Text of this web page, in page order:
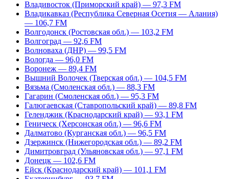
Владивосток (Приморский край) — 97,3 FM
Владикавказ (Республика Северная Осетия — Алания)
— 106,7 FM
Волгодонск (Ростовская обл.) — 103,2 FM
Волгоград — 92,6 FM
Волноваха (ДНР) — 99,5 FM
Вологда — 96,0 FM
Воронеж — 89,4 FM
Вышний Волочек (Тверская обл.) — 104,5 FM
Вязьма (Смоленская обл.) — 88,3 FM
Гагарин (Смоленская обл.) — 95,3 FM
Галюгаевская (Ставропольский край) — 89,8 FM
Геленджик (Краснодарский край) — 93,1 FM
Геническ (Херсонская обл.) — 96,6 FM
Далматово (Курганская обл.) — 96,5 FM
Дзержинск (Нижегородская обл.) — 89,2 FM
Димитровград (Ульяновская обл.) — 97,1 FM
Донецк — 102,6 FM
Ейск (Краснодарский край) — 101,1 FM